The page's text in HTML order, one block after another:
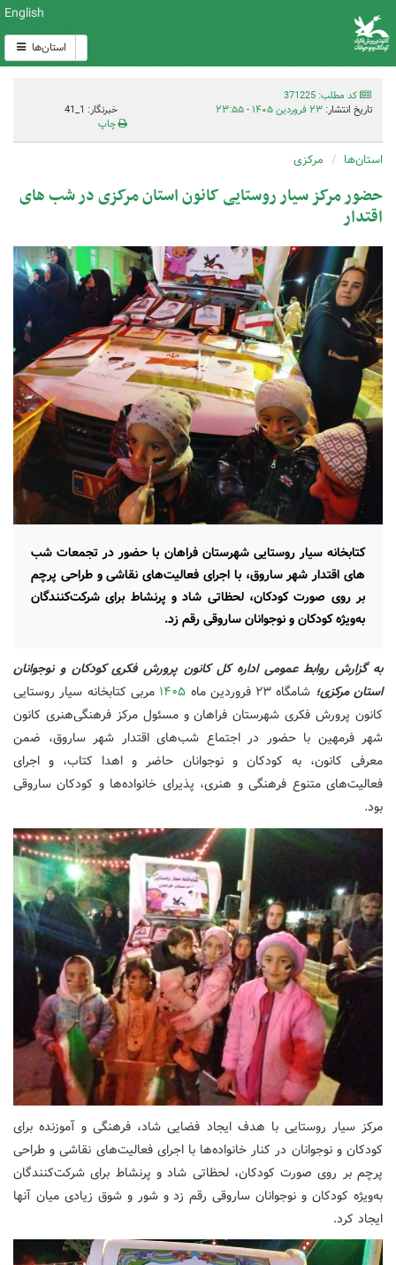
English
استان‌ها
کد مطلب: 371225
تاریخ انتشار: ۲۳ فروردین ۱۴۰۵ - ۲۳:۵۵
خبرنگار: 1_41
چاپ
استان‌ها مرکزی
حضور مرکز سیار روستایی کانون استان مرکزی در شب های
اقتدار
کتابخانه سیار روستایی شهرستان فراهان با حضور در تجمعات شب
های اقتدار شهر ساروق، با اجرای فعالیت‌های نقاشی و طراحی پرچم
بر روی صورت کودکان، لحظاتی شاد و پرنشاط برای شرکت‌کنندگان
به‌ویژه کودکان و نوجوانان ساروقی رقم زد.
به گزارش روابط عمومی اداره کل کانون پرورش فکری کودکان و نوجوانان
استان مرکزی؛ شامگاه ۲۳ فروردین ماه ۱۴۰۵ مربی کتابخانه سیار روستایی
کانون پرورش فکری شهرستان فراهان و مسئول مرکز فرهنگی‌هنری کانون
شهر فرمهین با حضور در اجتماع شب‌های اقتدار شهر ساروق، ضمن
معرفی کانون، به کودکان و نوجوانان حاضر و اهدا کتاب، و اجرای
فعالیت‌های متنوع فرهنگی و هنری، پذیرای خانواده‌ها و کودکان ساروقی
بود.
مرکز سیار روستایی با هدف ایجاد فضایی شاد، فرهنگی و آموزنده برای
کودکان و نوجوانان در کنار خانواده‌ها با اجرای فعالیت‌های نقاشی و طراحی
پرچم بر روی صورت کودکان، لحظاتی شاد و پرنشاط برای شرکت‌کنندگان
به‌ویژه کودکان و نوجوانان ساروقی رقم زد و شور و شوق زیادی میان آنها
ایجاد کرد.